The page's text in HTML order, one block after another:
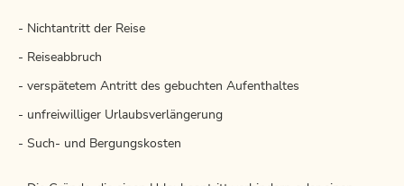
Nichtantritt der Reise
Reiseabbruch
verspätetem Antritt des gebuchten Aufenthaltes
unfreiwilliger Urlaubsverlängerung
Such- und Bergungskosten